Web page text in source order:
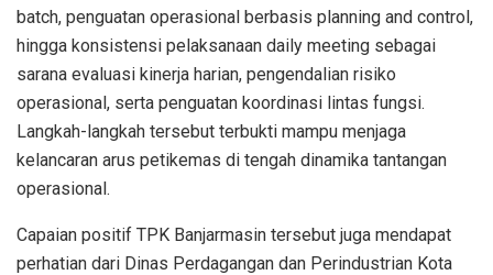
batch, penguatan operasional berbasis planning and control,
hingga konsistensi pelaksanaan daily meeting sebagai
sarana evaluasi kinerja harian, pengendalian risiko
operasional, serta penguatan koordinasi lintas fungsi.
Langkah-langkah tersebut terbukti mampu menjaga
kelancaran arus petikemas di tengah dinamika tantangan
operasional.
Capaian positif TPK Banjarmasin tersebut juga mendapat
perhatian dari Dinas Perdagangan dan Perindustrian Kota